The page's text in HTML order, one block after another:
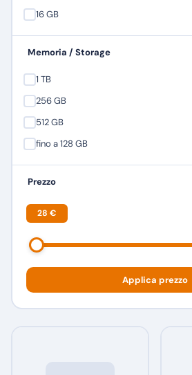
ULEFONE
XIAOMI
16 GB
Memoria / Storage
1 TB
256 GB
512 GB
fino a 128 GB
Prezzo
28 €
Applica prezzo